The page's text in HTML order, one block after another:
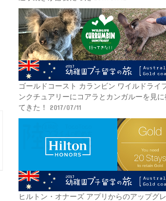
ゴールドコースト カランビン ワイルドライ
ンクチュアリーにコアラとカンガルーを見に
てきた！
2017/07/11
ヒルトン・オナーズ アプリからのアップグ